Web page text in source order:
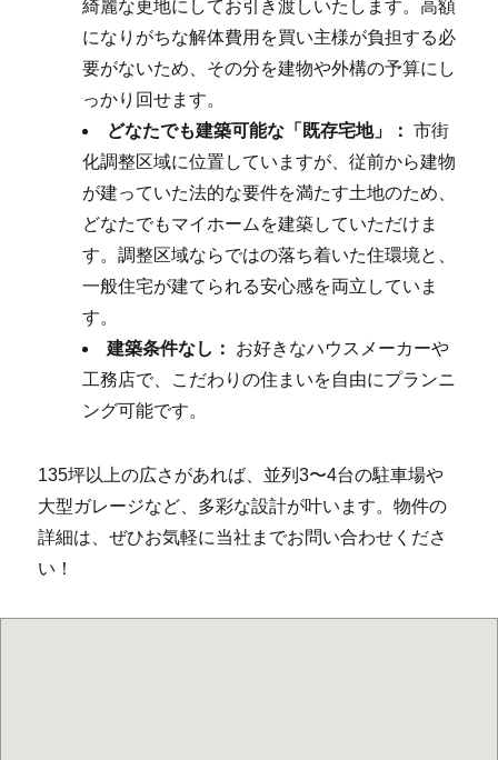
綺麗な更地にしてお引き渡しいたします。高額
になりがちな解体費用を買い主様が負担する必
要がないため、その分を建物や外構の予算にし
っかり回せます。
どなたでも建築可能な「既存宅地」： 市街
化調整区域に位置していますが、従前から建物
が建っていた法的な要件を満たす土地のため、
どなたでもマイホームを建築していただけま
す。調整区域ならではの落ち着いた住環境と、
一般住宅が建てられる安心感を両立していま
す。
建築条件なし：
お好きなハウスメーカーや
工務店で、こだわりの住まいを自由にプランニ
ング可能です。
135坪以上の広さがあれば、並列3〜4台の駐車場や
大型ガレージなど、多彩な設計が叶います。物件の
詳細は、ぜひお気軽に当社までお問い合わせくださ
い！